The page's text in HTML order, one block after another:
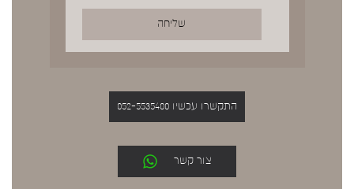
התקשרו עכשיו 052-5535400
צור קשר